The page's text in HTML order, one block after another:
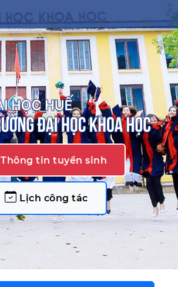
Thông tin tuyển sinh
Lịch công tác